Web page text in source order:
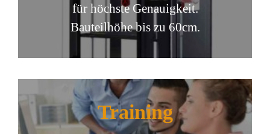
für höchste Genauigkeit.
Bauteilhöhe bis zu 60cm.
Training